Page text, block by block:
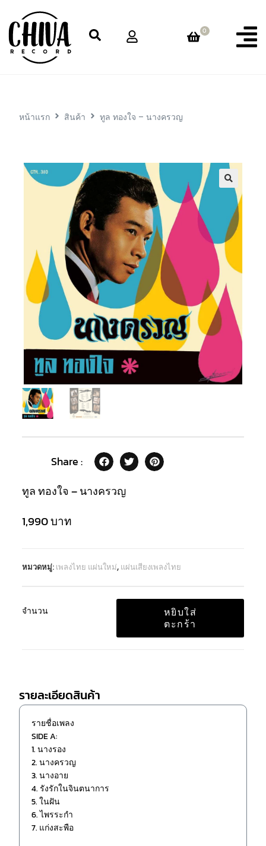
0
หน้าแรก สินค้า ทูล ทองใจ – นางครวญ
Share :
ทูล ทองใจ – นางครวญ
1,990บาท
หมวดหมู่: เพลงไทย แผ่นใหม่, แผ่นเสียงเพลงไทย
จำนวน
หยิบใส่
ตะกร้า
รายละเอียดสินค้า
รายชื่อเพลง
SIDE A:
1. นางรอง
2. นางครวญ
3. นางอาย
4. รังรักในจินตนาการ
5. ในฝัน
6. ไพรระกำ
7. แก่งสะพือ